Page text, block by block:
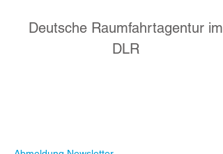
Deutsche Raumfahrtagentur im
DLR